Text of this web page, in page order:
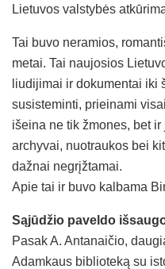
Lietuvos valstybės
Tai buvo neramios,
metai. Tai naujosios
liudijimai ir dokumentai iki
susisteminti, prieinami
išeina ne tik žmones, bet
archyvai, nuotraukos bei
dažnai negrįžtamai.
Apie tai ir buvo kalbama
Sąjūdžio paveldo
Pasak A. Antanaičio,
Adamkaus biblioteką su